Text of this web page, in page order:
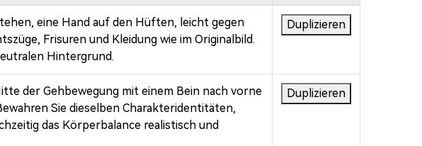
eine Hand auf den Hüften, leicht gegen
Frisuren und Kleidung wie im Originalbild.
Hintergrund.
Duplizieren
der Gehbewegung mit einem Bein nach vorne
Sie dieselben Charakteridentitäten,
das Körperbalance realistisch und
Duplizieren